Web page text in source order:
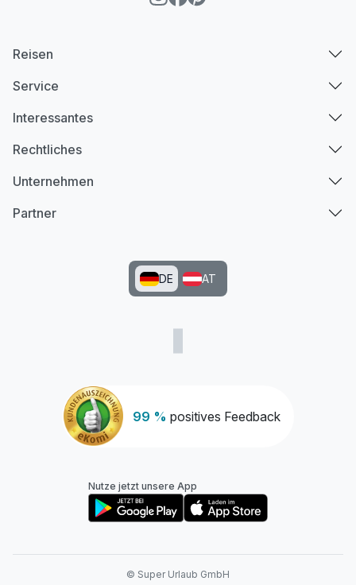
99 % positives Feedback
Reisen
Service
Interessantes
Rechtliches
Unternehmen
Partner
DE AT
Nutze jetzt unsere App
© Super Urlaub GmbH